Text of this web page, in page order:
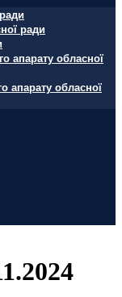
ради
апарату обласної
апарату обласної